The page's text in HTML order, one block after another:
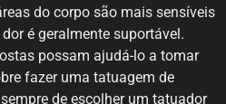
do corpo são mais sensíveis
é geralmente suportável.
possam ajudá-lo a tomar
fazer uma tatuagem de
de escolher um tatuador